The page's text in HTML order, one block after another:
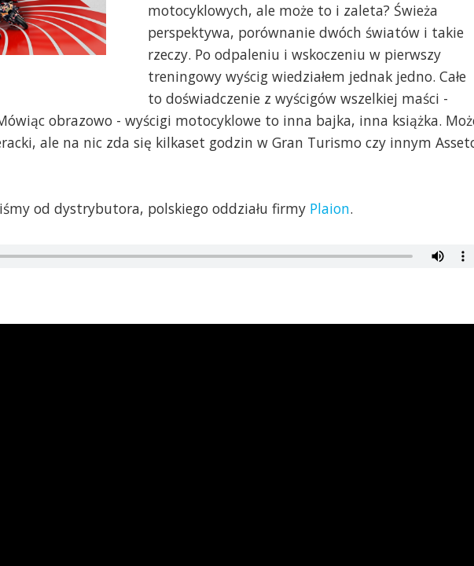
motocyklowych, ale może to i zaleta? Świeża
perspektywa, porównanie dwóch światów i takie
rzeczy. Po odpaleniu i wskoczeniu w pierwszy
treningowy wyścig wiedziałem jednak jedno. Całe
to doświadczenie z wyścigów wszelkiej maści -
obrazowo - wyścigi motocyklowe to inna bajka, inna książka.
ale na nic zda się kilkaset godzin w Gran Turismo czy innym
od dystrybutora, polskiego oddziału firmy Plaion.